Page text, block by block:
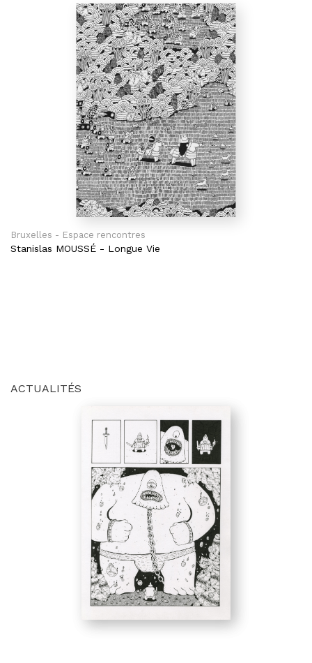
Bruxelles - Espace rencontres
Stanislas MOUSSÉ - Longue Vie
ACTUALITÉS